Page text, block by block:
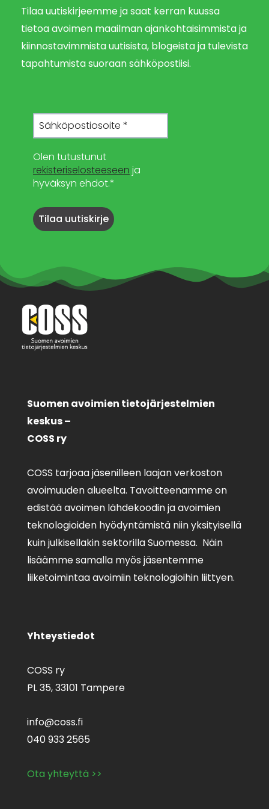
Tilaa uutiskirjeemme ja saat kerran kuussa
tietoa avoimen maailman ajankohtaisimmista ja
kiinnostavimmista uutisista, blogeista ja tulevista
tapahtumista suoraan sähköpostiisi.
Olen tutustunut
rekisteriselosteeseen ja
hyväksyn ehdot.*
Suomen avoimien tietojärjestelmien
keskus –
COSS ry
COSS tarjoaa jäsenilleen laajan verkoston
avoimuuden alueelta. Tavoitteenamme on
edistää avoimen lähdekoodin ja avoimien
teknologioiden hyödyntämistä niin yksityisellä
kuin julkisellakin sektorilla Suomessa. Näin
lisäämme samalla myös jäsentemme
liiketoimintaa avoimiin teknologioihin liittyen.
Yhteystiedot
COSS ry
PL 35,33101 Tampere
info@coss.fi
040 933 2565
Ota yhteyttä >>